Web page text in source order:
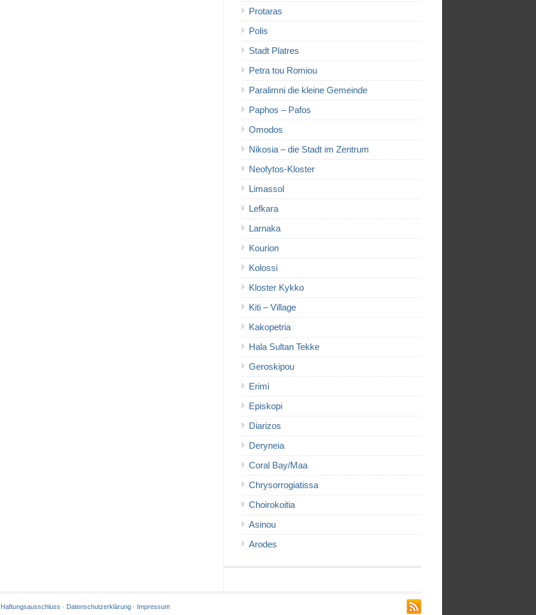
Protaras
Polis
Stadt Platres
Petra tou Romiou
Paralimni die kleine Gemeinde
Paphos – Pafos
Omodos
Nikosia – die Stadt im Zentrum
Neofytos-Kloster
Limassol
Lefkara
Larnaka
Kourion
Kolossi
Kloster Kykko
Kiti – Village
Kakopetria
Hala Sultan Tekke
Geroskipou
Erimi
Episkopi
Diarizos
Deryneia
Coral Bay/Maa
Chrysorrogiatissa
Choirokoitia
Asinou
Arodes
Haftungsausschluss · Datenschutzerklärung · Impressum